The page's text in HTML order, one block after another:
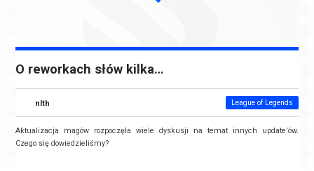
O reworkach słów kilka…
nlth League of Legends
Aktualizacja magów rozpoczęła wiele dyskusji na temat innych update'ów.
Czego się dowiedzieliśmy?